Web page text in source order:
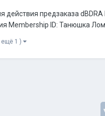
действия предзаказа
Membership ID: Танюшка
ещё 1 )